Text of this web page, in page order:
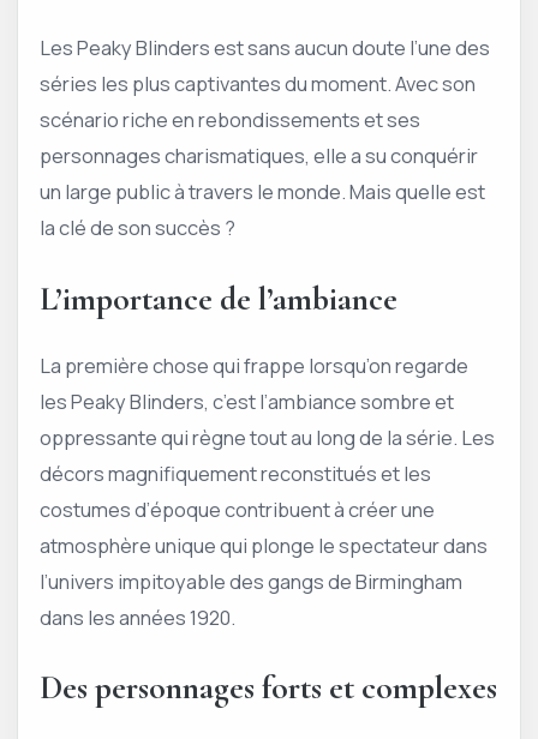
Les Peaky Blinders est sans aucun doute l’une des
séries les plus captivantes du moment. Avec son
scénario riche en rebondissements et ses
personnages charismatiques, elle a su conquérir
un large public à travers le monde. Mais quelle est
la clé de son succès ?
L’importance de l’ambiance
La première chose qui frappe lorsqu’on regarde
les Peaky Blinders, c’est l’ambiance sombre et
oppressante qui règne tout au long de la série. Les
décors magnifiquement reconstitués et les
costumes d’époque contribuent à créer une
atmosphère unique qui plonge le spectateur dans
l’univers impitoyable des gangs de Birmingham
dans les années 1920.
Des personnages forts et complexes